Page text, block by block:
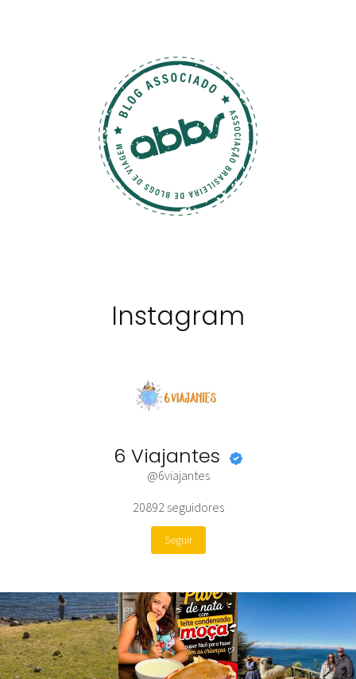
Instagram
6 Viajantes
@6viajantes
20892 seguidores
Seguir